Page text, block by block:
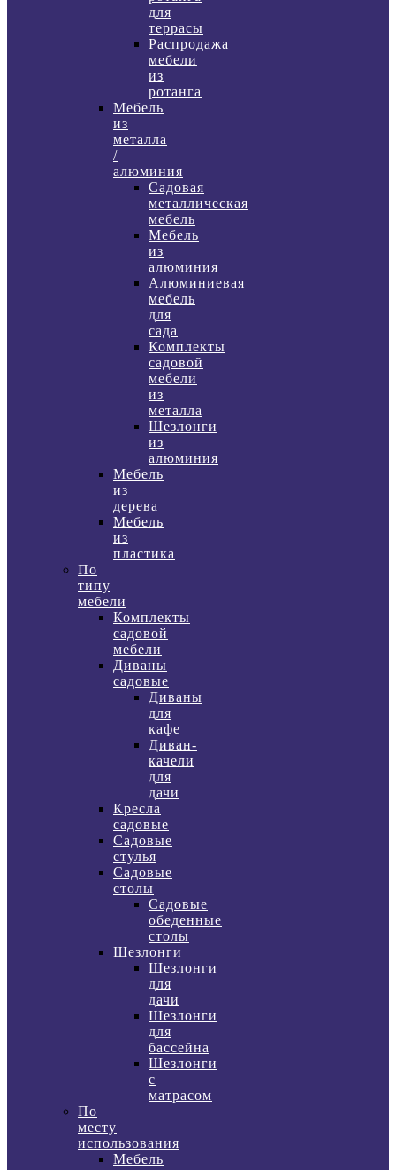
для
террасы
Распродажа
мебели
из
ротанга
Мебель
из
металла
/
алюминия
Садовая
металлическая
мебель
Мебель
из
алюминия
Алюминиевая
мебель
для
сада
Комплекты
садовой
мебели
из
металла
Шезлонги
из
алюминия
Мебель
из
дерева
Мебель
из
пластика
По
типу
мебели
Комплекты
садовой
мебели
Диваны
садовые
Диваны
для
кафе
Диван-
качели
для
дачи
Кресла
садовые
Садовые
стулья
Садовые
столы
Садовые
обеденные
столы
Шезлонги
Шезлонги
для
дачи
Шезлонги
для
бассейна
Шезлонги
с
матрасом
По
месту
использования
Мебель